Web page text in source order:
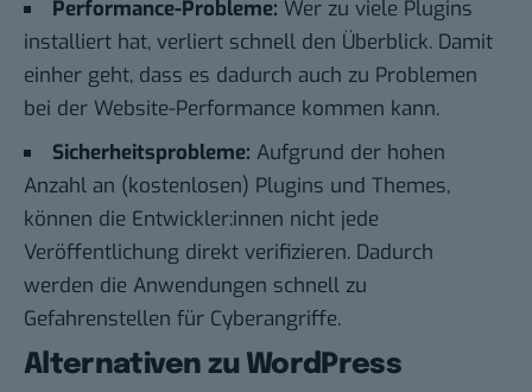
Performance-Probleme: Wer zu viele Plugins
installiert hat, verliert schnell den Überblick. Damit
einher geht, dass es dadurch auch zu Problemen
bei der Website-Performance kommen kann.
Sicherheitsprobleme: Aufgrund der hohen
Anzahl an (kostenlosen) Plugins und Themes,
können die Entwickler:innen nicht jede
Veröffentlichung direkt verifizieren. Dadurch
werden die Anwendungen schnell zu
Gefahrenstellen für Cyberangriffe.
Alternativen zu WordPress